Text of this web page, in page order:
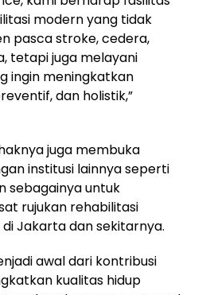
modern yang tidak
pasca stroke, cedera,
tetapi juga melayani
ingin meningkatkan
dan holistik,”
juga membuka
institusi lainnya seperti
sebagainya untuk
rujukan rehabilitasi
Jakarta dan sekitarnya.
awal dari kontribusi
kualitas hidup